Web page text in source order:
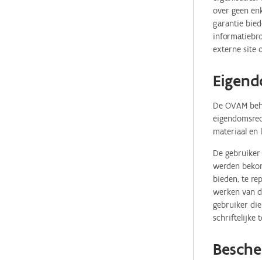
over geen
garantie
externe site
De OVAM
materiaal en
De
werden
bieden, te
werken van
gebruiker
schriftelijke